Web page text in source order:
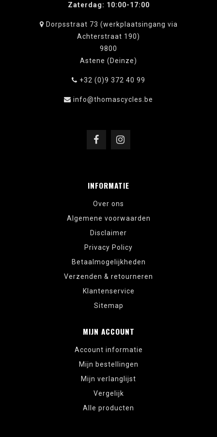
Zaterdag: 10:00-17:00
Dorpsstraat 73 (werkplaatsingang via
Achterstraat 190)
9800
Astene (Deinze)
+32 (0)9 372 40 99
info@thomascycles.be
INFORMATIE
Over ons
Algemene voorwaarden
Disclaimer
Privacy Policy
Betaalmogelijkheden
Verzenden & retourneren
Klantenservice
Sitemap
MIJN ACCOUNT
Account informatie
Mijn bestellingen
Mijn verlanglijst
Vergelijk
Alle producten